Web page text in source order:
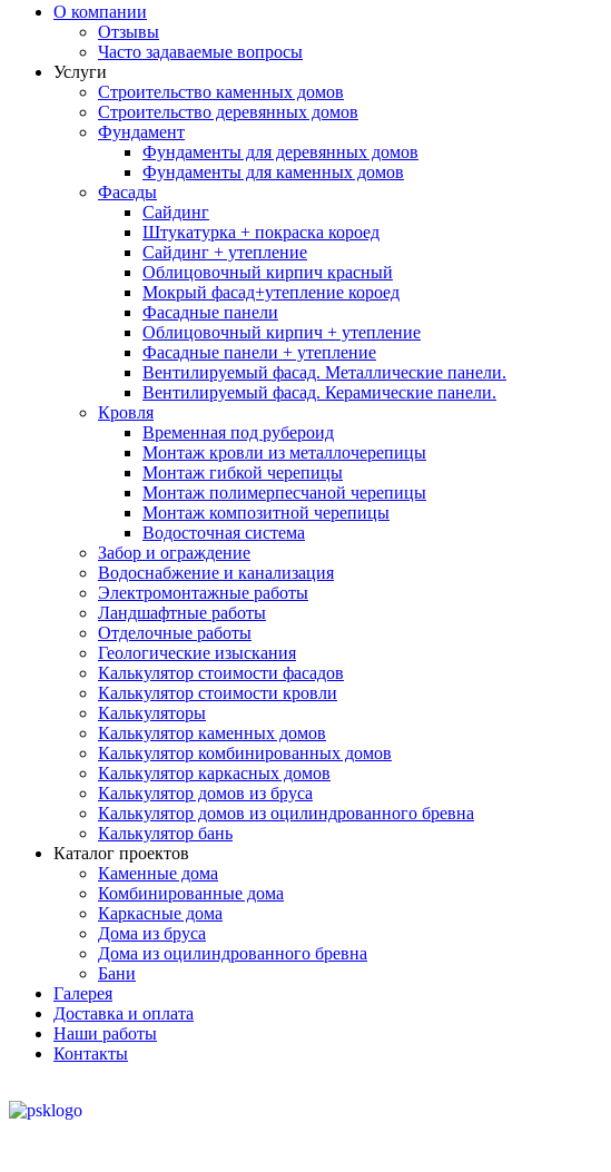
О компании
Отзывы
Часто задаваемые вопросы
Услуги
Строительство каменных домов
Строительство деревянных домов
Фундамент
Фундаменты для деревянных домов
Фундаменты для каменных домов
Фасады
Сайдинг
Штукатурка + покраска короед
Сайдинг + утепление
Облицовочный кирпич красный
Мокрый фасад+утепление короед
Фасадные панели
Облицовочный кирпич + утепление
Фасадные панели + утепление
Вентилируемый фасад. Металлические панели.
Вентилируемый фасад. Керамические панели.
Кровля
Временная под рубероид
Монтаж кровли из металлочерепицы
Монтаж гибкой черепицы
Монтаж полимерпесчаной черепицы
Монтаж композитной черепицы
Водосточная система
Забор и ограждение
Водоснабжение и канализация
Электромонтажные работы
Ландшафтные работы
Отделочные работы
Геологические изыскания
Калькулятор стоимости фасадов
Калькулятор стоимости кровли
Калькуляторы
Калькулятор каменных домов
Калькулятор комбинированных домов
Калькулятор каркасных домов
Калькулятор домов из бруса
Калькулятор домов из оцилиндрованного бревна
Калькулятор бань
Каталог проектов
Каменные дома
Комбинированные дома
Каркасные дома
Дома из бруса
Дома из оцилиндрованного бревна
Бани
Галерея
Доставка и оплата
Наши работы
Контакты